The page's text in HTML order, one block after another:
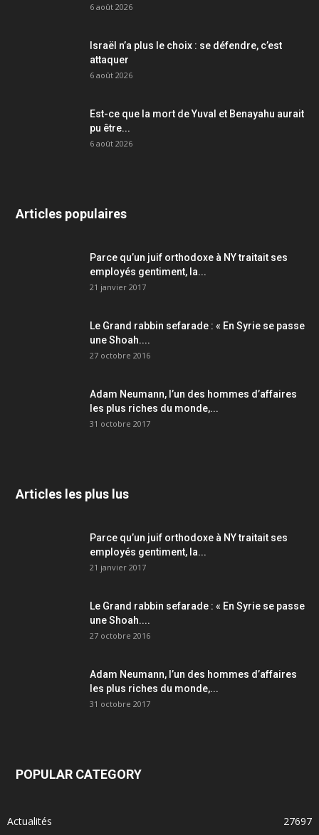
6 août 2026
Israël n’a plus le choix : se défendre, c’est
attaquer
6 août 2026
Est-ce que la mort de Yuval et Benayahu aurait
pu être...
6 août 2026
Articles populaires
Parce qu’un juif orthodoxe à NY traitait ses
employés gentiment, la...
21 janvier 2017
Le Grand rabbin sefarade : « En Syrie se passe
une Shoah....
27 octobre 2016
Adam Neumann, l’un des hommes d’affaires
les plus riches du monde,...
31 octobre 2017
Articles les plus lus
Parce qu’un juif orthodoxe à NY traitait ses
employés gentiment, la...
21 janvier 2017
Le Grand rabbin sefarade : « En Syrie se passe
une Shoah....
27 octobre 2016
Adam Neumann, l’un des hommes d’affaires
les plus riches du monde,...
31 octobre 2017
POPULAR CATEGORY
Actualités
27697